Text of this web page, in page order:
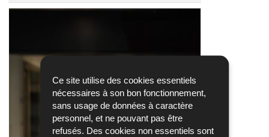
Ce site utilise des cookies essentiels
nécessaires à son bon fonctionnement,
sans usage de données à caractère
personnel, et ne pouvant pas être
refusés. Des cookies non essentiels sont